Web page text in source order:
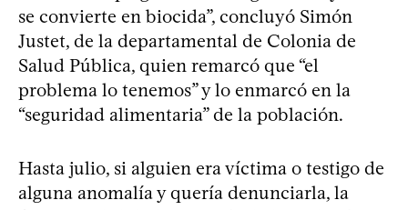
se convierte en biocida”, concluyó Simón
Justet, de la departamental de Colonia de
Salud Pública, quien remarcó que “el
problema lo tenemos” y lo enmarcó en la
“seguridad alimentaria” de la población.
Hasta julio, si alguien era víctima o testigo de
alguna anomalía y quería denunciarla, la